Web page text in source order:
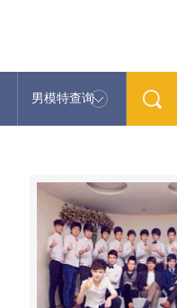
男模特查询